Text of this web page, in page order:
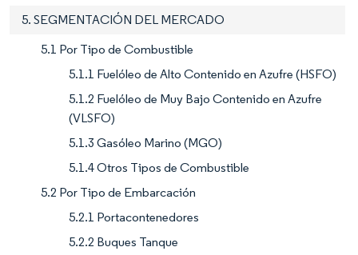
5. SEGMENTACIÓN DEL MERCADO
5.1 Por Tipo de Combustible
5.1.1 Fuelóleo de Alto Contenido en Azufre (HSFO)
5.1.2 Fuelóleo de Muy Bajo Contenido en Azufre
(VLSFO)
5.1.3 Gasóleo Marino (MGO)
5.1.4 Otros Tipos de Combustible
5.2 Por Tipo de Embarcación
5.2.1 Portacontenedores
5.2.2 Buques Tanque